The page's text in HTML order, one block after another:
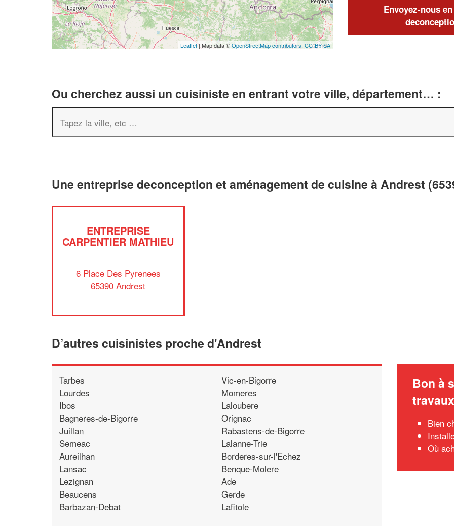
Leaflet| Map data ©OpenStreetMap contributors, CC-BY-SA
Envoyez-nous
Ou cherchez aussi un cuisiniste en entrant votre ville, département… :
Une entreprise deconception et aménagement de cuisine à Andrest
ENTREPRISE
CARPENTIER MATHIEU
6 Place Des Pyrenees
65390 Andrest
D’autres cuisinistes proche d'Andrest
Tarbes
Lourdes
Ibos
Bagneres-de-Bigorre
Juillan
Semeac
Aureilhan
Lansac
Lezignan
Beaucens
Barbazan-Debat
Vic-en-Bigorre
Momeres
Laloubere
Orignac
Rabastens-de-Bigorre
Lalanne-Trie
Borderes-sur-l'Echez
Benque-Molere
Ade
Gerde
Lafitole
Bon à
travaux
Bien
Où